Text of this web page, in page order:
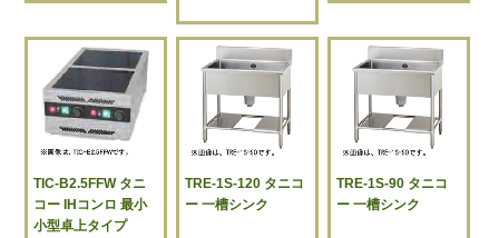
TIC-B2.5FFW タニ
コー IHコンロ 最小
小型卓上タイプ
TRE-1S-120 タニコ
ー 一槽シンク
TRE-1S-90 タニコ
ー 一槽シンク